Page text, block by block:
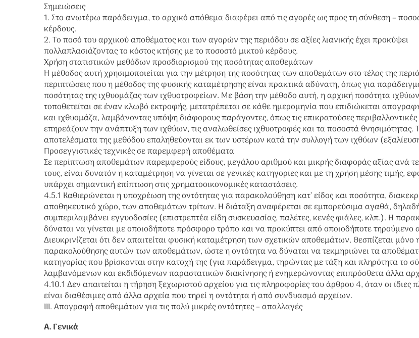
Σημειώσεις
1. Στο ανωτέρω παράδειγμα, το αρχικό απόθεμα διαφέρει από τις αγορές ως προς τη σύνθεση –
κέρδους.
2. Το ποσό του αρχικού αποθέματος και των αγορών της περιόδου σε αξίες λιανικής έχει προκύψει
πολλαπλασιάζοντας το κόστος κτήσης με το ποσοστό μικτού κέρδους.
Χρήση στατιστικών μεθόδων προσδιορισμού της ποσότητας αποθεμάτων
Η μέθοδος αυτή χρησιμοποιείται για την μέτρηση της ποσότητας των αποθεμάτων στο τέλος της
περιπτώσεις που η μέθοδος της φυσικής καταμέτρησης είναι πρακτικά αδύνατη, όπως για
ποσότητας της ιχθυομάζας των ιχθυοτροφείων. Με βάση την μέθοδο αυτή, η αρχική ποσότητα
τοποθετείται σε έναν κλωβό εκτροφής, μετατρέπεται σε κάθε ημερομηνία που επιδιώκεται
και ιχθυομάζα, λαμβάνοντας υπόψη διάφορους παράγοντες, όπως τις επικρατούσες
επηρεάζουν την ανάπτυξη των ιχθύων, τις αναλωθείσες ιχθυοτροφές και τα ποσοστά θνησιμότητας.
αποτελέσματα της μεθόδου επαληθεύονται εκ των υστέρων κατά την συλλογή των ιχθύων
Προσεγγιστικές τεχνικές σε παρεμφερή αποθέματα
Σε περίπτωση αποθεμάτων παρεμφερούς είδους, μεγάλου αριθμού και μικρής διαφοράς αξίας ανά
τους, είναι δυνατόν η καταμέτρηση να γίνεται σε γενικές κατηγορίες και με τη χρήση μέσης τιμής,
υπάρχει σημαντική επίπτωση στις χρηματοοικονομικές καταστάσεις.
4.5.1 Καθιερώνεται η υποχρέωση της οντότητας για παρακολούθηση κατ’ είδος και ποσότητα,
αποθηκευτικό χώρο, των αποθεμάτων τρίτων. Η διάταξη αναφέρεται σε εμπορεύσιμα αγαθά,
συμπεριλαμβάνει εγγυοδοσίες (επιστρεπτέα είδη συσκευασίας, παλέτες, κενές φιάλες, κλπ.). Η
δύναται να γίνεται με οποιοδήποτε πρόσφορο τρόπο και να προκύπτει από οποιοδήποτε τηρούμενο
Διευκρινίζεται ότι δεν απαιτείται φυσική καταμέτρηση των σχετικών αποθεμάτων. Θεσπίζεται
παρακολούθησης αυτών των αποθεμάτων, ώστε η οντότητα να δύναται να τεκμηριώνει τα
κατηγορίας που βρίσκονται στην κατοχή της (για παράδειγμα, τηρώντας με τάξη και πληρότητα το
λαμβανόμενων και εκδιδόμενων παραστατικών διακίνησης ή ενημερώνοντας επιπρόσθετα άλλα
4.10.1 Δεν απαιτείται η τήρηση ξεχωριστού αρχείου για τις πληροφορίες του άρθρου 4, όταν οι ίδιες
είναι διαθέσιμες από άλλα αρχεία που τηρεί η οντότητα ή από συνδυασμό αρχείων.
ΙΙΙ. Απογραφή αποθεμάτων για τις πολύ μικρές οντότητες – απαλλαγές
Α. Γενικά